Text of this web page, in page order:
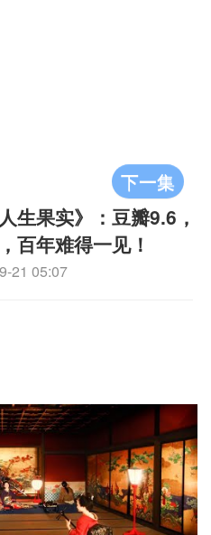
下一集
生果实》：豆瓣9.6，
百年难得一见！
21 05:07